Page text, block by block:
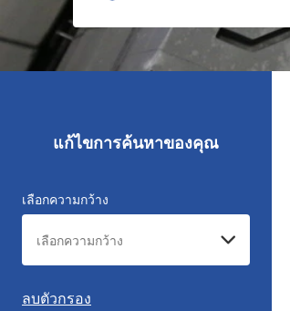
แก้ไขการค้นหาของคุณ
เลือกความกว้าง
ลบตัวกรอง